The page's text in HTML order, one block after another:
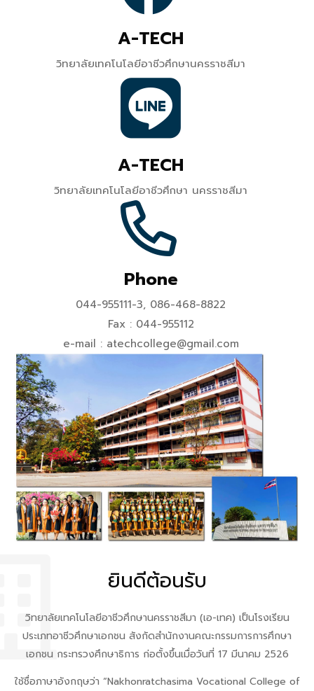
A-TECH
วิทยาลัยเทคโนโลยีอาชีวศึกษานครราชสีมา
A-TECH
วิทยาลัยเทคโนโลยีอาชีวศึกษา นครราชสีมา
Phone
044-955111-3, 086-468-8822
Fax : 044-955112
e-mail : atechcollege@gmail.com
ยินดีต้อนรับ
วิทยาลัยเทคโนโลยีอาชีวศึกษานครราชสีมา (เอ-เทค) เป็นโรงเรียน
ประเภทอาชีวศึกษาเอกชน สังกัดสำนักงานคณะกรรมการการศึกษา
เอกชน กระทรวงศึกษาธิการ ก่อตั้งขึ้นเมื่อวันที่ 17 มีนาคม 2526
ใช้ชื่อภาษาอังกฤษว่า “Nakhonratchasima Vocational College of